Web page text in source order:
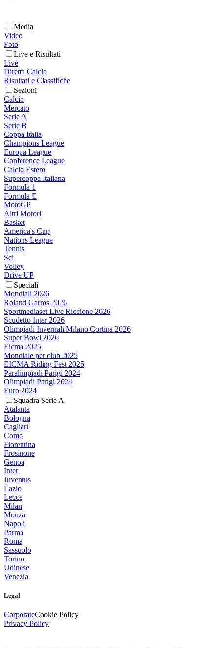
Media
Video
Foto
Live e Risultati
Live
Diretta Calcio
Risultati e Classifiche
Sezioni
Calcio
Mercato
Serie A
Serie B
Coppa Italia
Champions League
Europa League
Conference League
Calcio Estero
Supercoppa Italiana
Formula 1
Formula E
MotoGP
Altri Motori
Basket
America's Cup
Nations League
Tennis
Sci
Volley
Drive UP
Speciali
Mondiali 2026
Roland Garros 2026
Sportmediaset Live Riccione 2026
Scudetto Inter 2026
Olimpiadi Invernali Milano Cortina 2026
Super Bowl 2026
Eicma 2025
Mondiale per club 2025
EICMA Riding Fest 2025
Paralimpiadi Parigi 2024
Olimpiadi Parigi 2024
Euro 2024
Squadra Serie A
Atalanta
Bologna
Cagliari
Como
Fiorentina
Frosinone
Genoa
Inter
Juventus
Lazio
Lecce
Milan
Monza
Napoli
Parma
Roma
Sassuolo
Torino
Udinese
Venezia
Legal
CorporateCookie Policy
Privacy Policy